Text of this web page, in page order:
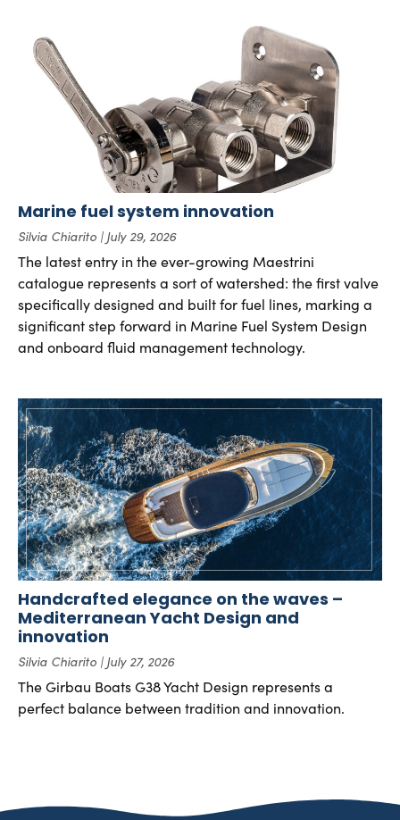
Marine fuel system innovation
Silvia Chiarito July 29, 2026
The latest entry in the ever-growing Maestrini
catalogue represents a sort of watershed: the first valve
specifically designed and built for fuel lines, marking a
significant step forward in Marine Fuel System Design
and onboard fluid management technology.
Handcrafted elegance on the waves –
Mediterranean Yacht Design and
innovation
Silvia Chiarito July 27, 2026
The Girbau Boats G38 Yacht Design represents a
perfect balance between tradition and innovation.